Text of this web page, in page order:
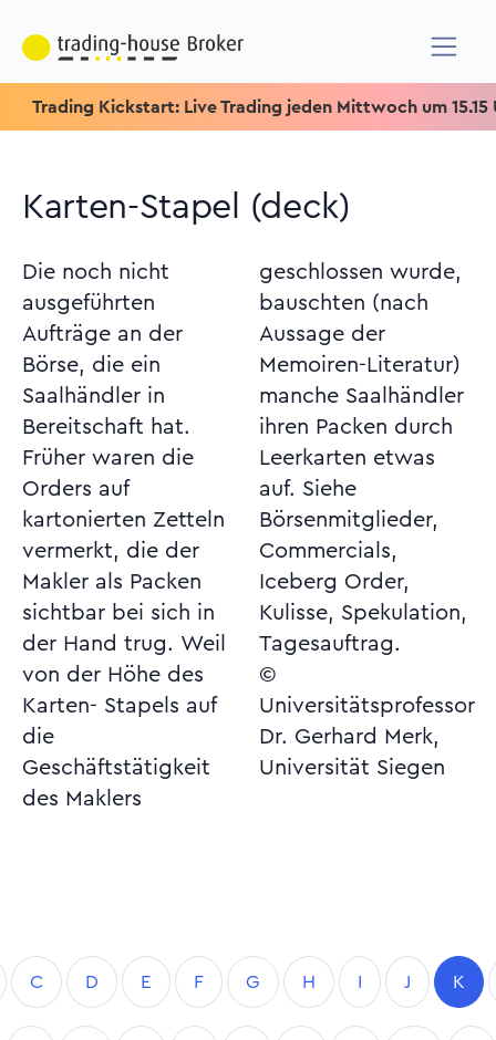
Kickstart: Live Trading jeden Mittwoch um 15.15 Uhr &
Karten-Stapel (deck)
Die noch nicht
ausgeführten
Aufträge an der
Börse, die ein
Saalhändler in
Bereitschaft hat.
Früher waren die
Orders auf
kartonierten Zetteln
vermerkt, die der
Makler als Packen
sichtbar bei sich in
der Hand trug. Weil
von der Höhe des
Karten- Stapels auf
die
Geschäftstätigkeit
des Maklers
geschlossen wurde,
bauschten (nach
Aussage der
Memoiren-Literatur)
manche Saalhändler
ihren Packen durch
Leerkarten etwas
auf. Siehe
Börsenmitglieder,
Commercials,
Iceberg Order,
Kulisse, Spekulation,
Tagesauftrag.
©
Universitätsprofessor
Dr. Gerhard Merk,
Universität Siegen
C D E F G H I J K